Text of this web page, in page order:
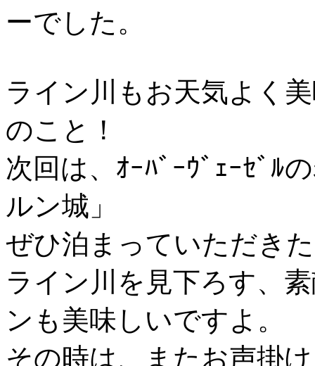
ーでした。
ライン川もお天気よく
のこと！
次回は、ｵｰﾊﾞｰｳﾞｪｰｾﾞﾙ
ルン城」
ぜひ泊まっていただき
ライン川を見下ろす、
ンも美味しいですよ。
その時は、またお声掛